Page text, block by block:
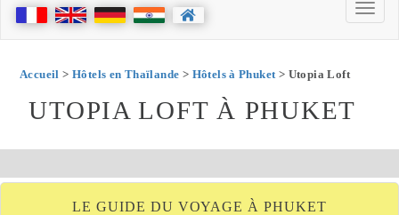
Accueil > Hôtels en Thaïlande > Hôtels à Phuket> Utopia Loft
UTOPIA LOFT À PHUKET
LE GUIDE DU VOYAGE À PHUKET